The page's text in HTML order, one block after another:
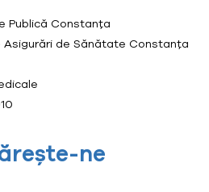
Publică Constanța
de Sănătate Constanța
ne